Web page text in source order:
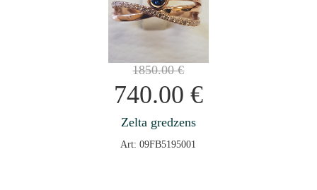
1850.00€
740.00 €
Zelta gredzens
Art: 09FB5195001